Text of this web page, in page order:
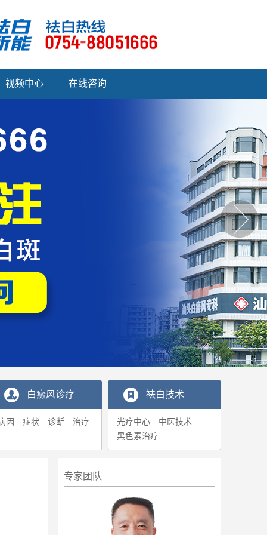
视频中心 在线咨询
白癜风诊疗
因 症状 诊断 治疗
袪白技术
光疗中心
中医技术
黑色素治疗
专家团队